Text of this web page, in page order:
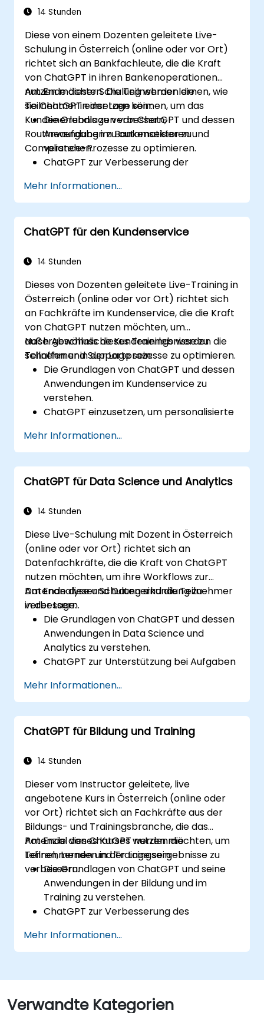
von ChatGPT zu optimieren.
ChatGPT in Risikomanagement-
Strategien zu identifizieren.
14 Stunden
Diese von einem Dozenten geleitete Live-
Schulung in Österreich (online oder vor Ort)
richtet sich an Bankfachleute, die die Kraft
von ChatGPT in ihren Bankenoperationen
nutzen möchten. Die Teilnehmer lernen, wie
sie ChatGPT einsetzen können, um das
Kundenerlebnis zu verbessern,
Routineaufgaben zu automatisieren und
Compliance-Prozesse zu optimieren.
Am Ende dieser Schulung werden die
Teilnehmer in der Lage sein:
Die Grundlagen von ChatGPT und dessen
Anwendung im Bankensektor zu
verstehen.
ChatGPT zur Verbesserung der
Bereitstellung individueller
Finanzberatung zu nutzen.
Routinebankaufgaben mit ChatGPT zu
automatisieren.
Risikomanagement in Bankoperationen
Mehr Informationen...
ChatGPT für den Kundenservice
14 Stunden
Dieses von Dozenten geleitete Live-Training in
Österreich (online oder vor Ort) richtet sich
an Fachkräfte im Kundenservice, die die Kraft
von ChatGPT nutzen möchten, um
außergewöhnliche Kundenerlebnisse zu
schaffen und Supportprozesse zu optimieren.
Nach Abschluss dieses Trainings werden die
Teilnehmer in der Lage sein:
Die Grundlagen von ChatGPT und dessen
Anwendungen im Kundenservice zu
verstehen.
ChatGPT einzusetzen, um personalisierte
bieten.
Automatisierte Chatbots auf Basis von
ChatGPT zu entwickeln, die
Kundenanfragen bearbeiten.
ChatGPT in Kundenszenarien zu
Mehr Informationen...
ChatGPT für Data Science und Analytics
14 Stunden
Diese Live-Schulung mit Dozent in Österreich
(online oder vor Ort) richtet sich an
Datenfachkräfte, die die Kraft von ChatGPT
nutzen möchten, um ihre Workflows zur
Datenanalyse und Datenerkundung zu
verbessern.
Am Ende dieser Schulung sind die Teilnehmer
in der Lage:
Die Grundlagen von ChatGPT und dessen
Anwendungen in Data Science und
Analytics zu verstehen.
ChatGPT zur Unterstützung bei Aufgaben
einzusetzen.
ChatGPT zu nutzen, um Erkenntnisse zu
generieren und Entscheidungsprozesse zu
unterstützen.
ChatGPT in Data Science-Workflows zu
Mehr Informationen...
ChatGPT für Bildung und Training
14 Stunden
Dieser vom Instructor geleitete, live
angebotene Kurs in Österreich (online oder
vor Ort) richtet sich an Fachkräfte aus der
Bildungs- und Trainingsbranche, die das
Potenzial von ChatGPT nutzen möchten, um
Lehren, Lernen und Trainingsergebnisse zu
verbessern.
Am Ende dieses Kurses werden die
Teilnehmenden in der Lage sein:
Die Grundlagen von ChatGPT und seine
Anwendungen in der Bildung und im
Training zu verstehen.
ChatGPT zur Verbesserung des
einzusetzen.
ChatGPT für personalisierte
Administrative Aufgaben mit ChatGPT zu
automatisieren.
Maßgeschneiderte ChatGPT-Modelle für
Mehr Informationen...
Verwandte Kategorien